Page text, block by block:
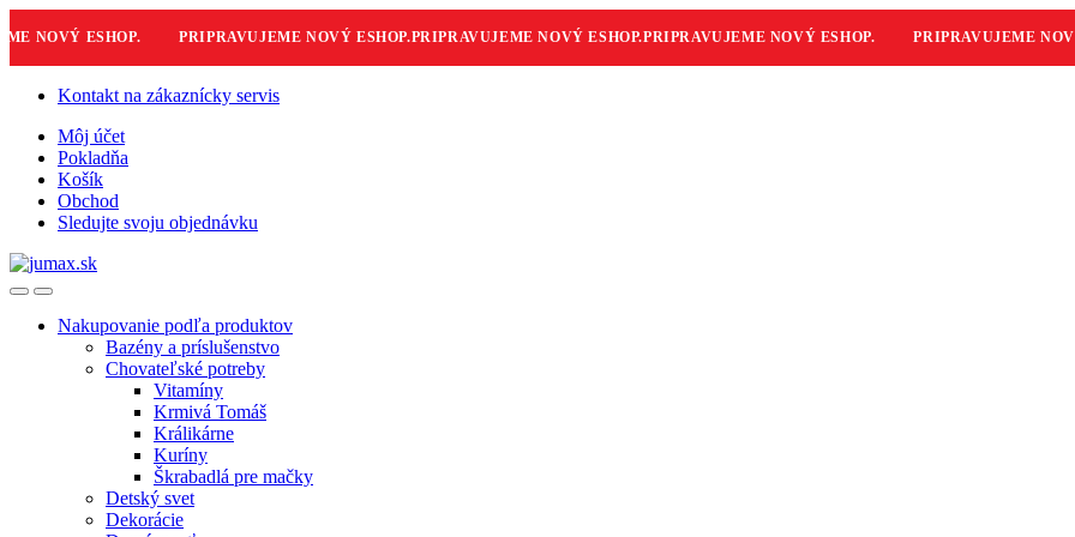
NOVÝ ESHOP. PRIPRAVUJEME NOVÝ ESHOP.PRIPRAVUJEME NOVÝ ESHOP.PRIPRAVUJEME NOVÝ ESHOP. PRIPRAVUJEME NOVÝ
Skip
navigation
Skip
content
Kontakt na zákaznícky servis
Môj účet
Pokladňa
Košík
Obchod
Sledujte svoju objednávku
Nakupovanie podľa produktov
Bazény a príslušenstvo
Chovateľské potreby
Vitamíny
Krmivá Tomáš
Králikárne
Kuríny
Škrabadlá pre mačky
Detský svet
Dekorácie